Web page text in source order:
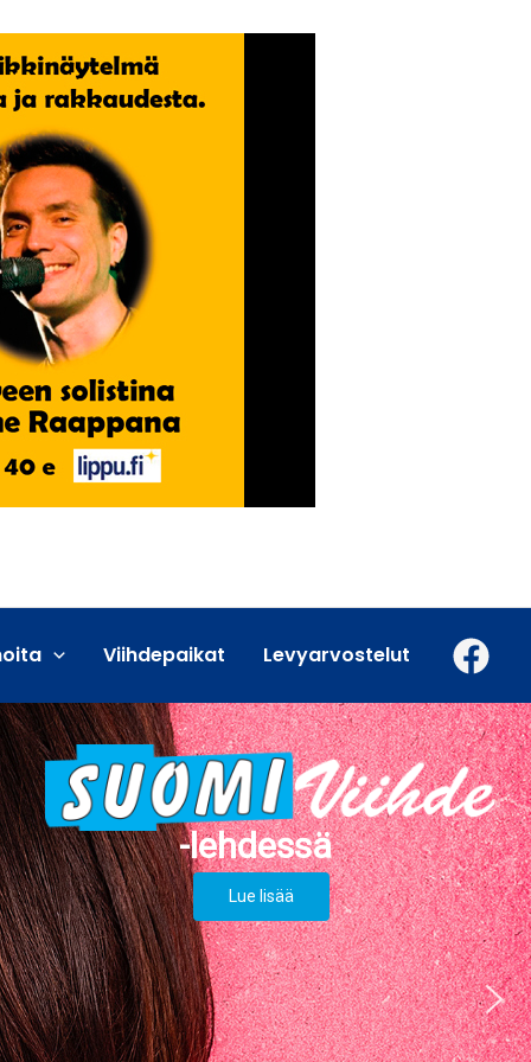
Viihdepaikat Levyarvostelut
Lue lisää